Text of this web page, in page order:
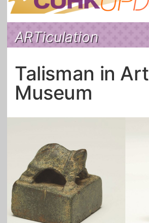
Home | 繁體 | 简体 |
The Headlines Roll Call Alum
Socially
Enterprising
In Six Objects
Artspirin ARTiculation
ARTiculation
Talisman in Art
Museum